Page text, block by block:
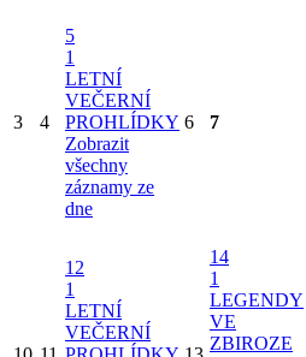
3 4
5
1
LETNÍ
VEČERNÍ
PROHLÍDKY
Zobrazit
všechny
záznamy ze
dne
6 7
12
1
LETNÍ
VEČERNÍ
14
1
LEGENDY
VE
ZBIROZE